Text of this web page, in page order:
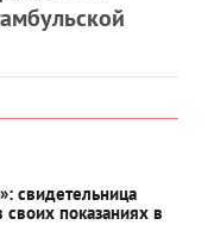
свидетельница
своих показаниях в